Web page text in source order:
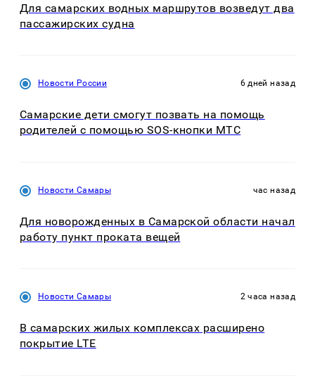
Для самарских водных маршрутов возведут два
пассажирских судна
Новости России 6 дней назад
Самарские дети смогут позвать на помощь
родителей с помощью SOS-кнопки МТС
Новости Самары час назад
Для новорожденных в Самарской области начал
работу пункт проката вещей
Новости Самары 2 часа назад
В самарских жилых комплексах расширено
покрытие LTE